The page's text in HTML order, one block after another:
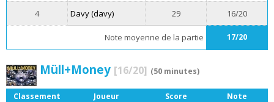
4 Davy (davy) 29 16/20
Note moyenne de la partie 17/20
Müll+Money [16/20] (50 minutes)
Classement Joueur Score Note